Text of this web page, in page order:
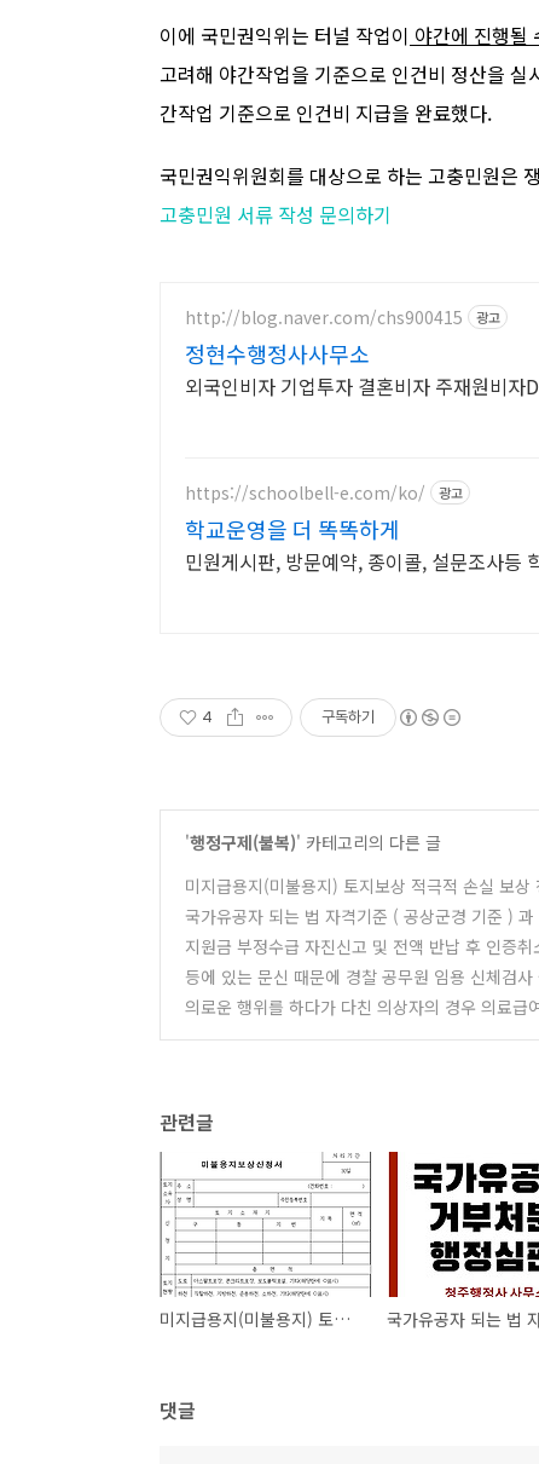
이에 국민권익위는 터널 작업이 야간에 진행될
고려해 야간작업을 기준으로 인건비 정산을 실
간작업 기준으로 인건비 지급을 완료했다.
국민권익위원회를 대상으로 하는 고충민원은
고충민원 서류 작성 문의하기
http://blog.naver.com/chs900415 광고
정현수행정사사무소
외국인비자 기업투자 결혼비자 주재원비
https://schoolbell-e.com/ko/ 광고
학교운영을 더 똑똑하게
민원게시판, 방문예약, 종이콜, 설문조사등
4 구독하기
'행정구제(불복)' 카테고리의 다른 글
미지급용지(미불용지) 토지보상 적극적 손실 보상
국가유공자 되는 법 자격기준 ( 공상군경 기준 )
지원금 부정수급 자진신고 및 전액 반납 후 인증
등에 있는 문신 때문에 경찰 공무원 임용 신체검
의로운 행위를 하다가 다친 의상자의 경우 의료급
관련글
미지급용지(미불용지) 토지보상 적극적 손실 보상 청구 방법
댓글